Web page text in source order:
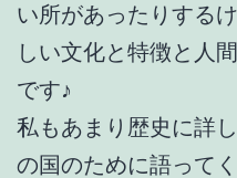
い所があったりする
しい文化と特徴と人
です♪
私もあまり歴史に詳
の国のために語って